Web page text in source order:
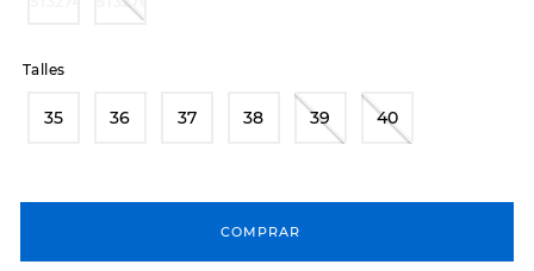
Talles
35 36 37 38 39 40
COMPRAR